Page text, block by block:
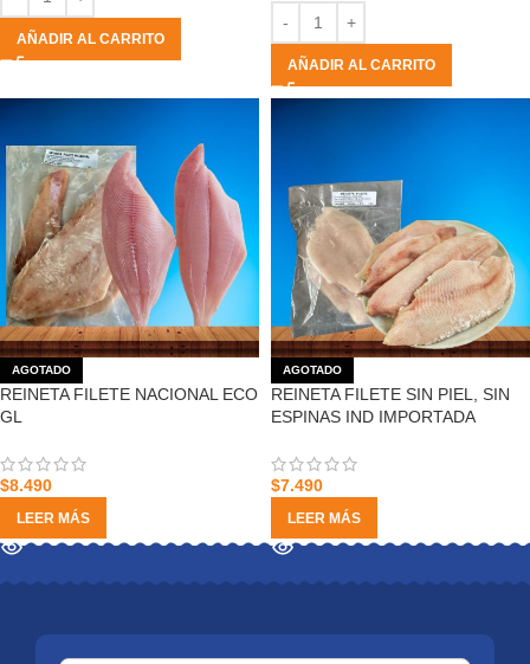
AÑADIR AL CARRITO
AÑADIR AL CARRITO
AGOTADO
REINETA FILETE NACIONAL ECO
GL
$8.490
LEER MÁS
AGOTADO
REINETA FILETE SIN PIEL, SIN
ESPINAS IND IMPORTADA
$7.490
LEER MÁS